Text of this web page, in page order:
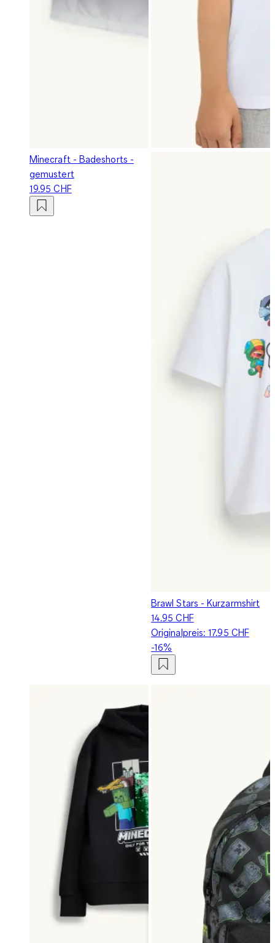
Minecraft - Badeshorts -
gemustert
19.95 CHF
Brawl Stars - Kurzarmshirt
14.95 CHF
Originalpreis:17.95 CHF
-16%